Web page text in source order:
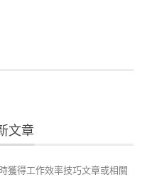
文章
獲得工作效率技巧文章或相關